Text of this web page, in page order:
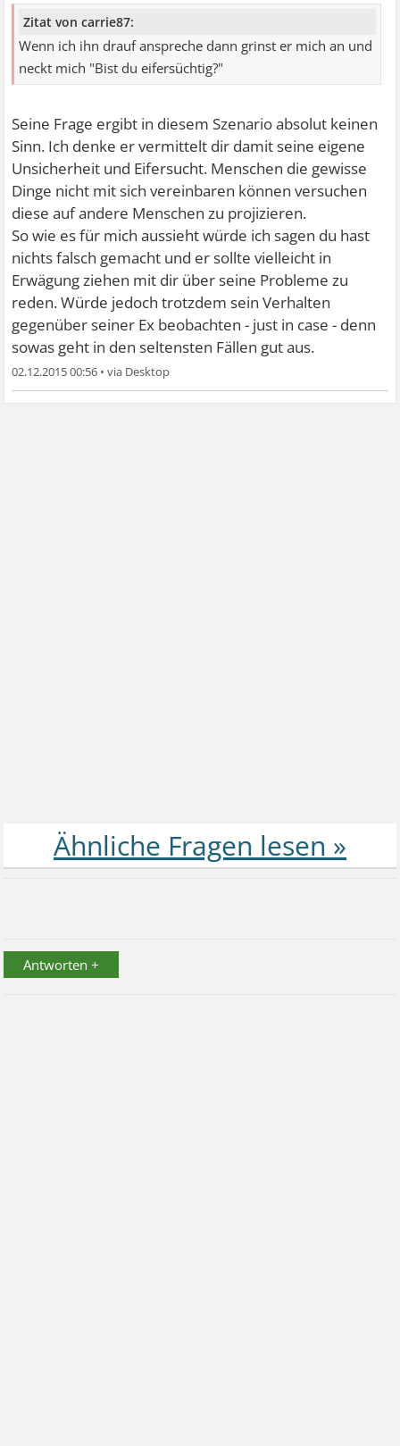
Zitat von carrie87:
Wenn ich ihn drauf anspreche dann grinst er mich an und
neckt mich "Bist du eifersüchtig?"
Seine Frage ergibt in diesem Szenario absolut keinen
Sinn. Ich denke er vermittelt dir damit seine eigene
Unsicherheit und Eifersucht. Menschen die gewisse
Dinge nicht mit sich vereinbaren können versuchen
diese auf andere Menschen zu projizieren.
So wie es für mich aussieht würde ich sagen du hast
nichts falsch gemacht und er sollte vielleicht in
Erwägung ziehen mit dir über seine Probleme zu
reden. Würde jedoch trotzdem sein Verhalten
gegenüber seiner Ex beobachten - just in case - denn
sowas geht in den seltensten Fällen gut aus.
02.12.2015 00:56 •
Antworten +